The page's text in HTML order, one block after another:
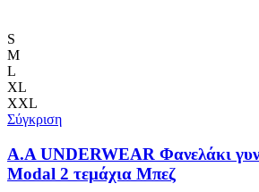
να
στη
σελίδα
του
S
M
L
XL
XXL
Σύγκριση
Α.A UNDERWEAR Φανελάκι
Modal 2 τεμάχια Μπεζ